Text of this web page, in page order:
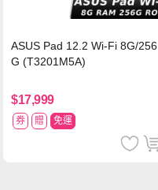
ASUS Pad 12.2 Wi-Fi 8G/256
G (T3201M5A)
$17,999
券 贈 免運